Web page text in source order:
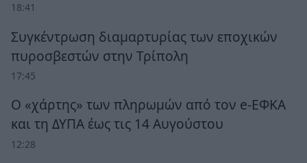
18:41
Συγκέντρωση διαμαρτυρίας των εποχικών
πυροσβεστών στην Τρίπολη
17:45
Ο «χάρτης» των πληρωμών από τον e-ΕΦΚΑ
και τη ΔΥΠΑ έως τις 14 Αυγούστου
12:28